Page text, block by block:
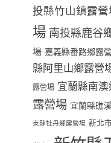
投縣竹山鎮露營
場 南投縣鹿谷
場 嘉義縣番路鄉露
縣阿里山鄉露營
露營場 宜蘭縣南
露營場 宜蘭縣礁
東縣牡丹鄉露營場 新北